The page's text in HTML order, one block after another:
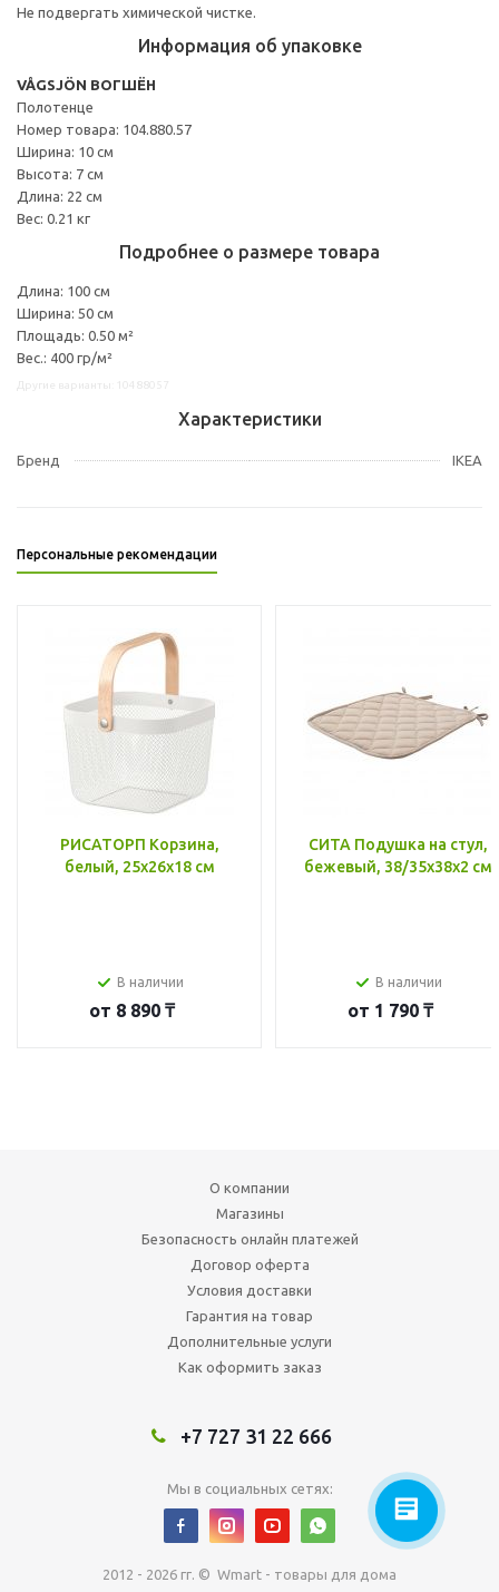
Не подвергать химической чистке.
Информация об упаковке
VÅGSJÖN ВОГШЁН
Полотенце
Номер товара: 104.880.57
Ширина: 10 см
Высота: 7 см
Длина: 22 см
Вес: 0.21 кг
Подробнее о размере товара
Длина: 100 см
Ширина: 50 см
Площадь: 0.50 м²
Вес.: 400 гр/м²
Характеристики
Бренд IKEA
Персональные рекомендации
РИСАТОРП Корзина,
белый, 25x26x18 см
В наличии
от 8 890 ₸
СИТА Подушка на стул,
бежевый, 38/35x38x2 см
В наличии
от 1 790 ₸
О компании
Магазины
Безопасность онлайн платежей
Договор оферта
Условия доставки
Гарантия на товар
Дополнительные услуги
Как оформить заказ
+7 727 31 22 666
Мы в социальных сетях:
2012 - 2026 гг. © Wmart - товары для дома